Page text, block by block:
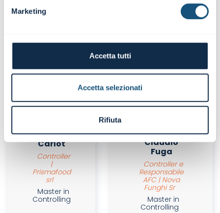
Marketing
Accetta tutti
Accetta selezionati
Rifiuta
Franco
Carlot
Controller
|
Prismafood
srl
Master in
Controlling
rispecchiano
aziendale. Il
costo/beneficio
purtroppo.
Claudio
Fuga
Controller e
Responsabile
AFC | Nova
Funghi Sr
Master in
Controlling